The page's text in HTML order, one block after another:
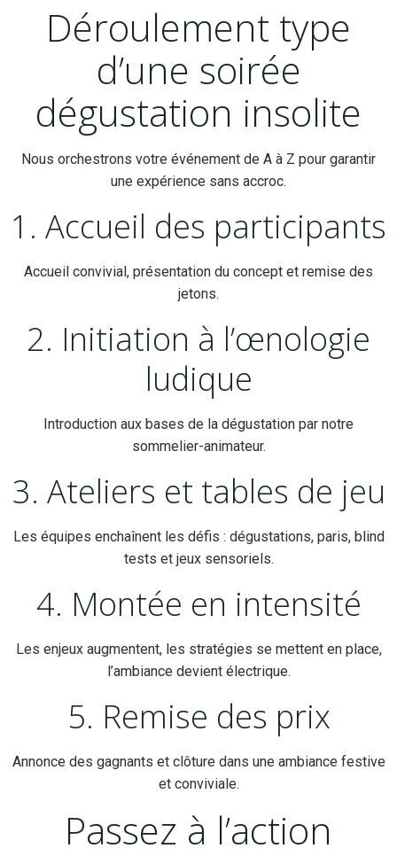
Déroulement type
d’une soirée
dégustation insolite
Nous orchestrons votre événement de A à Z pour garantir
une expérience sans accroc.
1. Accueil des participants
Accueil convivial, présentation du concept et remise des
jetons.
2. Initiation à l’œnologie
ludique
Introduction aux bases de la dégustation par notre
sommelier-animateur.
3. Ateliers et tables de jeu
Les équipes enchaînent les défis : dégustations, paris, blind
tests et jeux sensoriels.
4. Montée en intensité
Les enjeux augmentent, les stratégies se mettent en place,
l’ambiance devient électrique.
5. Remise des prix
Annonce des gagnants et clôture dans une ambiance festive
et conviviale.
Passez à l’action